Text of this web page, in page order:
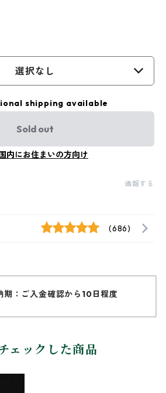
選択なし
shipping available
Sold out
内にお住まいの方向け
通報する
(686)
期：ご入金確認から10日程度
ェックした商品